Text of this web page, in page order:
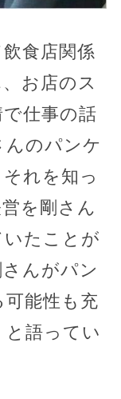
食店関係
お店のス
仕事の話
んのパンケ
れを知っ
を剛さん
いたことが
んがパン
能性も充
語ってい